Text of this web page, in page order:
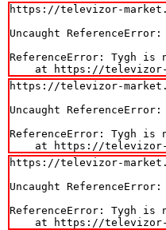
https://televizor-
Uncaught
ReferenceError: Tygh is
at https://
https://televizor-
Uncaught
ReferenceError: Tygh is
at https://
https://televizor-
Uncaught
ReferenceError: Tygh is
at https://